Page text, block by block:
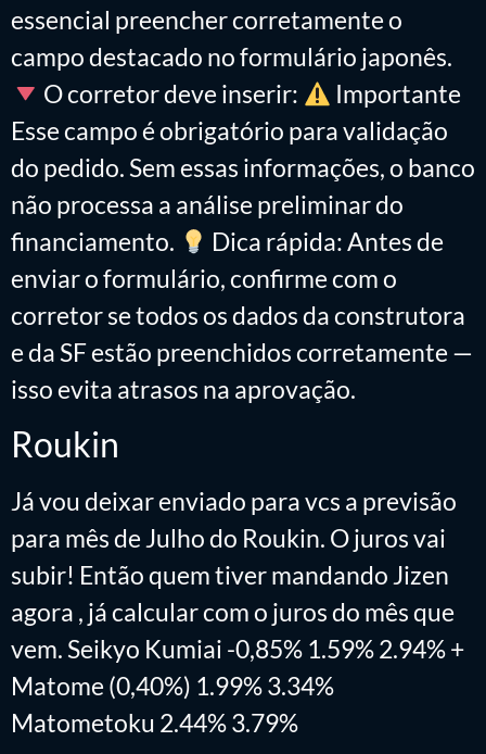
essencial preencher corretamente o
campo destacado no formulário japonês.
O corretor deve inserir:
Importante
Esse campo é obrigatório para validação
do pedido. Sem essas informações, o banco
não processa a análise preliminar do
financiamento.
Dica rápida: Antes de
enviar o formulário, confirme com o
corretor se todos os dados da construtora
e da SF estão preenchidos corretamente —
isso evita atrasos na aprovação.
Roukin
Já vou deixar enviado para vcs a previsão
para mês de Julho do Roukin. O juros vai
subir! Então quem tiver mandando Jizen
agora , já calcular com o juros do mês que
vem. Seikyo Kumiai -0,85% 1.59% 2.94% +
Matome (0,40%) 1.99% 3.34%
Matometoku 2.44% 3.79%